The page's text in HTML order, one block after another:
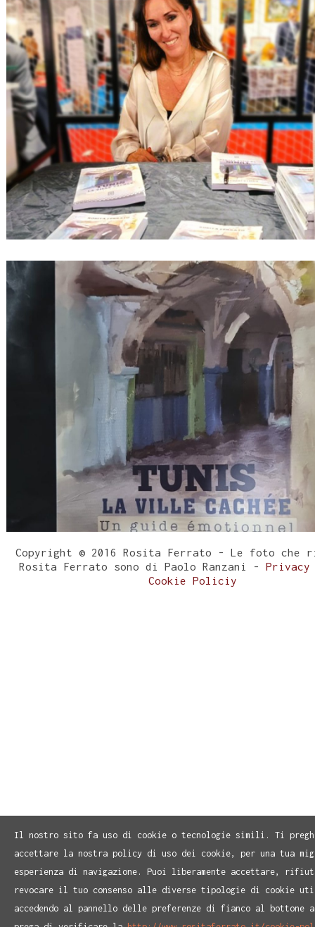
Copyright © 2016 Rosita Ferrato - Le foto che
Rosita Ferrato sono di Paolo Ranzani -
Cookie Policiy
Il nostro sito fa uso di cookie o tecnologie simili. Ti
accettare la nostra policy di uso dei cookie, per una tua
esperienza di navigazione. Puoi liberamente accettare,
revocare il tuo consenso alle diverse tipologie di cookie
accedendo al pannello delle preferenze di fianco al bottone